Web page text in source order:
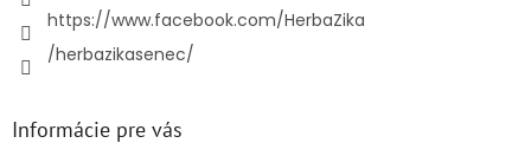
https://www.facebook.com/HerbaZika
/herbazikasenec/
Informácie pre vás